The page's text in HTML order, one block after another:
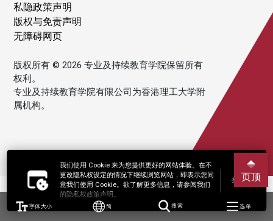
我们使用 Cookie 来为您提供更好的网站体验。在不
更改隐私权设定的情况下继续浏览网站，即表示您同
意我们使用 Cookie。欲了解更多信息，请参阅我们
的隐私权政策声明。
接受
字体大小 简 搜索 选单
私隐政策声明
版权与免责声明
无障碍网页
版权所有 © 2026 专业及持续教育学院保留所有
权利。
专业及持续教育学院有限公司为香港理工大学附
属机构。
页顶